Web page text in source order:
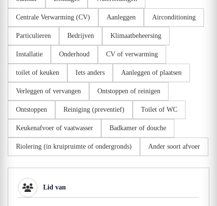
Centrale Verwarming (CV) Aanleggen Airconditioning
Particulieren Bedrijven Klimaatbeheersing
Installatie Onderhoud CV of verwarming
toilet of keuken Iets anders Aanleggen of plaatsen
Verleggen of vervangen Ontstoppen of reinigen
Ontstoppen Reiniging (preventief) Toilet of WC
Keukenafvoer of vaatwasser Badkamer of douche
Riolering (in kruipruimte of ondergronds) Ander soort afvoer
Lid van